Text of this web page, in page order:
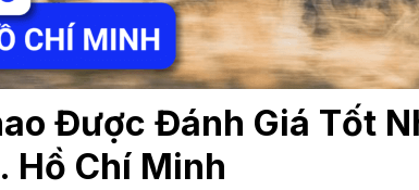
Được Đánh Giá Tốt
Hồ Chí Minh